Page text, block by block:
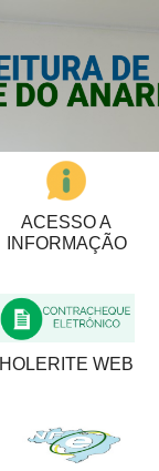
ACESSO A
INFORMAÇÃO
HOLERITE WEB